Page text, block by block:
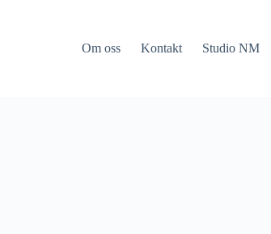
Om oss Kontakt Studio NM